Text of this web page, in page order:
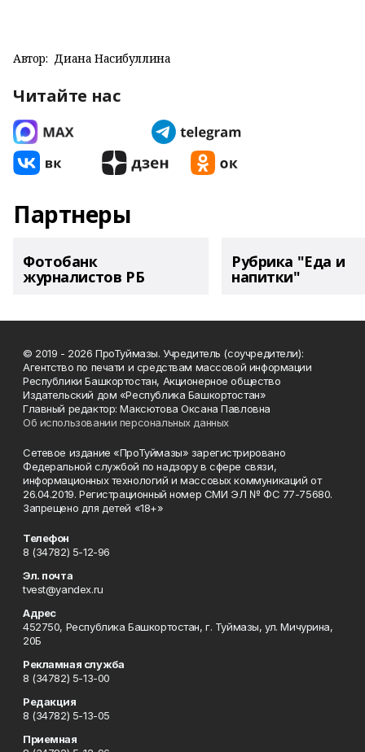
Автор: Диана Насибуллина
Читайте нас
Партнеры
Фотобанк
журналистов РБ
Рубрика "Еда и
напитки"
© 2019 - 2026 ПроТуймазы. Учредитель (соучредители):
Агентство по печати и средствам массовой информации
Республики Башкортостан, Акционерное общество
Издательский дом «Республика Башкортостан»
Главный редактор: Максютова Оксана Павловна
Об использовании персональных данных
Сетевое издание «ПроТуймазы» зарегистрировано
Федеральной службой по надзору в сфере связи,
информационных технологий и массовых коммуникаций от
26.04.2019. Регистрационный номер СМИ ЭЛ № ФС 77-75680.
Запрещено для детей «18+»
Телефон
8 (34782) 5-12-96
Эл. почта
tvest@yandex.ru
Адрес
452750, Республика Башкортостан, г. Туймазы, ул. Мичурина,
20Б
Рекламная служба
8 (34782) 5-13-00
Редакция
8 (34782) 5-13-05
Приемная